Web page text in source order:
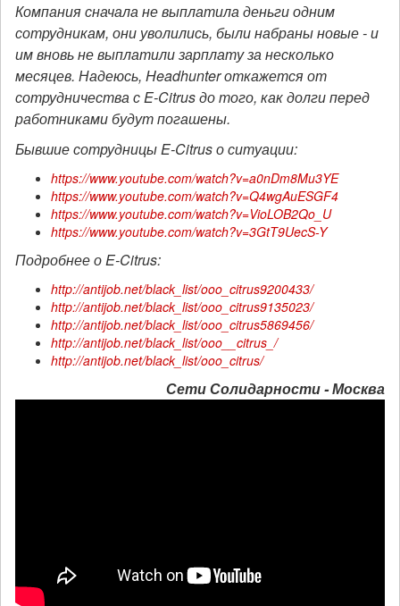
Компания сначала не выплатила деньги одним
сотрудникам, они уволились, были набраны новые - и
им вновь не выплатили зарплату за несколько
месяцев. Надеюсь, Headhunter откажется от
сотрудничества с E-Citrus до того, как долги перед
работниками будут погашены.
Бывшие сотрудницы E-Citrus о ситуации:
https://www.youtube.com/watch?v=a0nDm8Mu3YE
https://www.youtube.com/watch?v=Q4wgAuESGF4
https://www.youtube.com/watch?v=VioLOB2Qo_U
https://www.youtube.com/watch?v=3GtT9UecS-Y
Подробнее о E-Citrus:
http://antijob.net/black_list/ooo_citrus9200433/
http://antijob.net/black_list/ooo_citrus9135023/
http://antijob.net/black_list/ooo_citrus5869456/
http://antijob.net/black_list/ooo__citrus_/
http://antijob.net/black_list/ooo_citrus/
Сети Солидарности - Москва